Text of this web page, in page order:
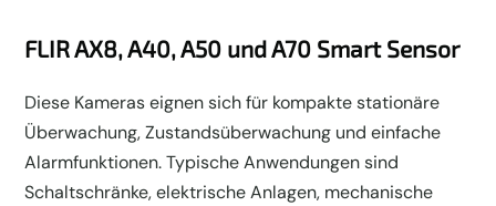
FLIR AX8, A40, A50 und A70 Smart Sensor
Diese Kameras eignen sich für kompakte stationäre
Überwachung, Zustandsüberwachung und einfache
Alarmfunktionen. Typische Anwendungen sind
Schaltschränke, elektrische Anlagen, mechanische